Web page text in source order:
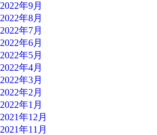
2022年9月
2022年8月
2022年7月
2022年6月
2022年5月
2022年4月
2022年3月
2022年2月
2022年1月
2021年12月
2021年11月